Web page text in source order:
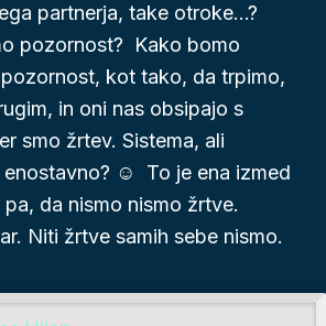
partnerja, take otroke…?
pozornost? Kako bomo
kot tako, da trpimo,
in oni nas obsipajo s
smo žrtev. Sistema, ali
☺ To je ena izmed
da nismo nismo žrtve.
Niti žrtve samih sebe nismo.